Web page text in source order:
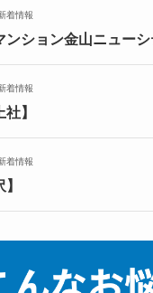
着情報
ンション金山ニューシ
着情報
】
着情報